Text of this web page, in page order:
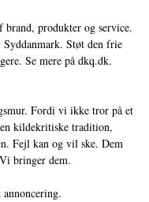
produkter og service.
Støt den frie
Se mere på dkq.dk.
Fordi vi ikke tror på et
kildekritiske tradition,
Fejl kan og vil ske. Dem
bringer dem.